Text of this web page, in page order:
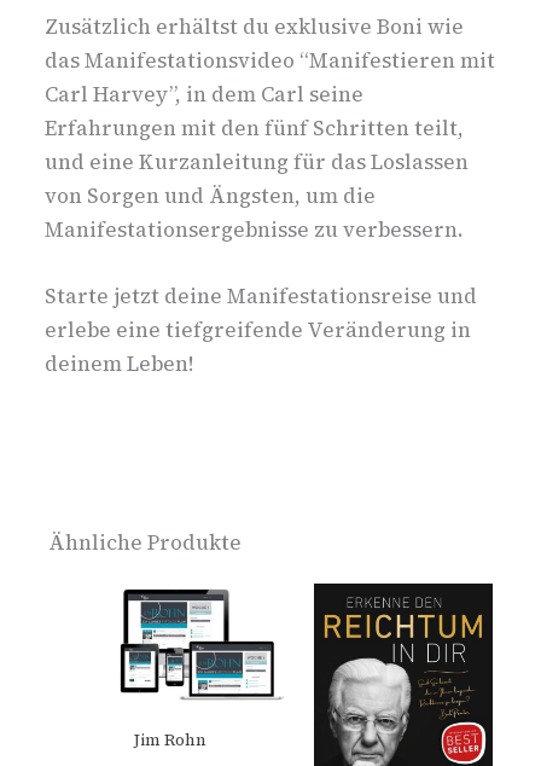
Zusätzlich erhältst du exklusive Boni wie
das Manifestationsvideo “Manifestieren mit
Carl Harvey”, in dem Carl seine
Erfahrungen mit den fünf Schritten teilt,
und eine Kurzanleitung für das Loslassen
von Sorgen und Ängsten, um die
Manifestationsergebnisse zu verbessern.
Starte jetzt deine Manifestationsreise und
erlebe eine tiefgreifende Veränderung in
deinem Leben!
Ähnliche Produkte
Jim Rohn